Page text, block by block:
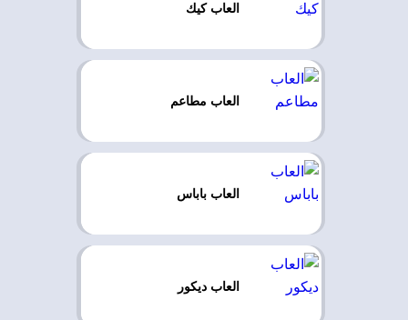
العاب كيك
العاب مطاعم
العاب باباس
العاب ديكور